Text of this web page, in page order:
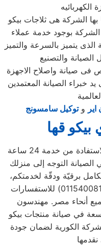
الشركة هى ثلاجات بيكو
الشركة بوجود خدمة عملاء
يتميز بالسرعة والتميز
الصيانة والتصنيع
فى صيانة واصلاح الاجهزة
خبراء الصيانة المعتمدين
وتوكيل سامسونج
بيكو قها
تتيح لك مراكز صيانة بيكو مصر الاستفادة من خدمة 24 ساعة
التوجه إلى منزلك
برقيّة ودقّة لخدمتكم،
ويوجد لدينا رقم هاتف خاص (01154008110) للاستفسارات
أنحاء مصر. مهندسون
في صيانة منتجات بيكو
الكورية لضمان جودة